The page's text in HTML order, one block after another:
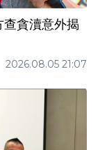
貪瀆意外揭
2026.08.05 21:07